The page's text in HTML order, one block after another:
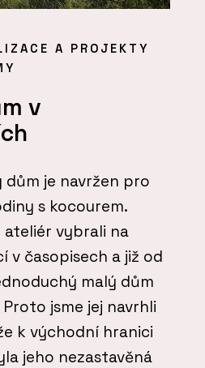
A PROJEKTY
v
dům je navržen pro
s kocourem.
ateliér vybrali na
v časopisech a již od
malý dům
jsme jej navrhli
k východní hranici
jeho nezastavěná